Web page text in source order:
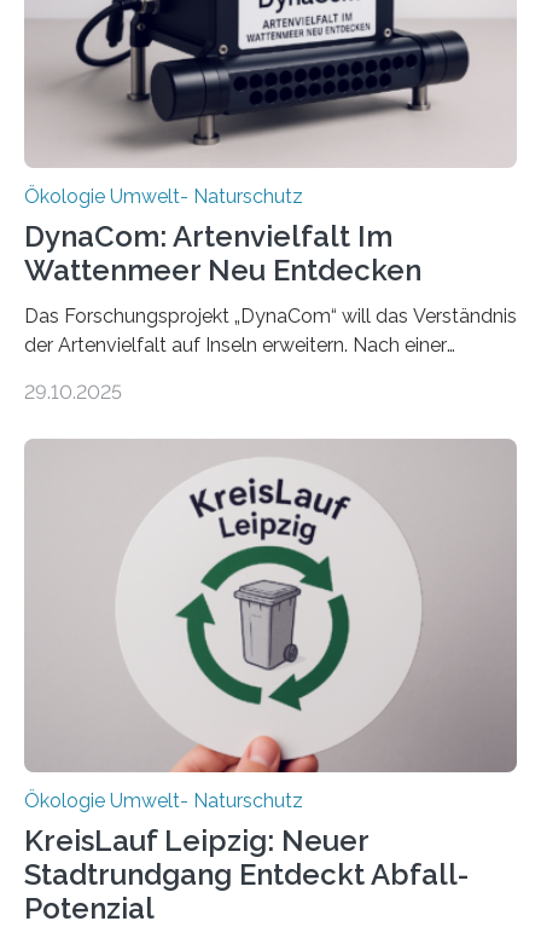
Ökologie Umwelt- Naturschutz
DynaCom: Artenvielfalt Im
Wattenmeer Neu Entdecken
Das Forschungsprojekt „DynaCom“ will das Verständnis
der Artenvielfalt auf Inseln erweitern. Nach einer
Beobachtungen im Wattenmeer ist nun eine große
Oldenburg befassen sich insbesondere damit, wie ein
Ökosystem gedeiht – und wie sich dieser Prozess
verlässlich prognostizieren lässt. Grünes Licht für
„DynaCom“: Die Deutsche Forschungsgemeinschaft
(DFG) fördert das Anfang 2019 gestartete
Forschungsprojekt an der Universität Oldenburg für
zwei weitere Jahre mit rund 1,2 Millionen Euro. „Wir
freuen uns sehr über…
29.10.2025
Ökologie Umwelt- Naturschutz
KreisLauf Leipzig: Neuer
Stadtrundgang Entdeckt Abfall-
Potenzial